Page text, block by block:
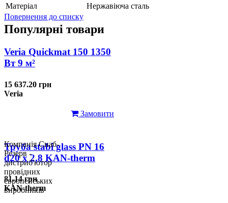
Матеріал
Нержавіюча сталь
Повернення до списку
Популярні товари
Veria Quickmat 150 1350
Вт 9 м²
15 637.20 грн
Veria
Замовити
Труба stabi glass PN 16
d20 х 2,8 KAN-therm
81.14 грн
KAN-therm
Компанія Снаб-
Резерв -
дистриб'ютор
провідних
європейських
виробників